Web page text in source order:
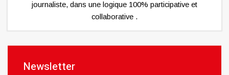
journaliste, dans une logique 100% participative et
collaborative .
Newsletter